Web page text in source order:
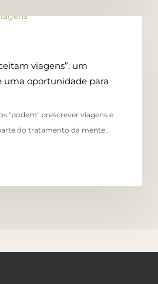
viagens”: um
uma oportunidade para
"podem" prescrever viagens e
do tratamento da mente…